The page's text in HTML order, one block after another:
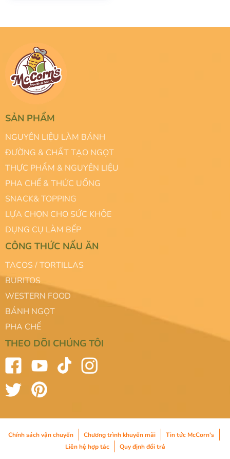
SẢN PHẨM
NGUYÊN LIỆU LÀM BÁNH
ĐƯỜNG & CHẤT TẠO NGỌT
THỰC PHẨM & NGUYÊN LIỆU
PHA CHẾ & THỨC UỐNG
SNACK& TOPPING
LỰA CHỌN CHO SỨC KHỎE
DỤNG CỤ LÀM BẾP
CÔNG THỨC NẤU ĂN
TACOS / TORTILLAS
BURITOS
WESTERN FOOD
BÁNH NGỌT
PHA CHẾ
THEO DÕI CHÚNG TÔI
Chính sách vận chuyển Chương trình khuyến mãi
Tin tức McCorn's
Liên hệ hợp tác
Quy định đổi trả